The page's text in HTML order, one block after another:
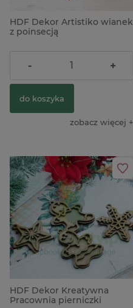
HDF Dekor Artistiko wianek
z poinsecją
4,90 zł
- +
do koszyka
zobacz więcej
HDF Dekor Kreatywna
Pracownia pierniczki